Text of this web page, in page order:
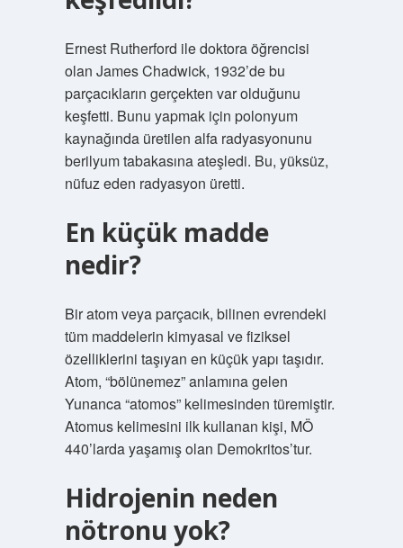
Ernest Rutherford ile doktora öğrencisi
olan James Chadwick, 1932’de bu
parçacıkların gerçekten var olduğunu
keşfetti. Bunu yapmak için polonyum
kaynağında üretilen alfa radyasyonunu
berilyum tabakasına ateşledi. Bu, yüksüz,
nüfuz eden radyasyon üretti.
En küçük madde
nedir?
Bir atom veya parçacık, bilinen evrendeki
tüm maddelerin kimyasal ve fiziksel
özelliklerini taşıyan en küçük yapı taşıdır.
Atom, “bölünemez” anlamına gelen
Yunanca “atomos” kelimesinden türemiştir.
Atomus kelimesini ilk kullanan kişi, MÖ
440’larda yaşamış olan Demokritos’tur.
Hidrojenin neden
nötronu yok?